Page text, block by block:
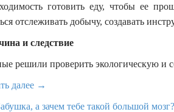
готовить еду, чтобы ее
отслеживать добычу, создавать
и следствие
решили проверить экологическую и
далее →